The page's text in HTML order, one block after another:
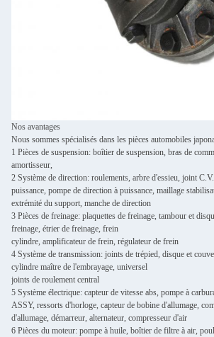
Nos avantages
Nous sommes spécialisés dans les pièces automobiles
1 Pièces de suspension: boîtier de suspension, bras de
amortisseur,
2 Système de direction: roulements, arbre d'essieu, joint
puissance, pompe de direction à puissance, maillage
extrémité du support, manche de direction
3 Pièces de freinage: plaquettes de freinage, tambour et
freinage, étrier de freinage, frein
cylindre, amplificateur de frein, régulateur de frein
4 Système de transmission: joints de trépied, disque et
cylindre maître de l'embrayage, universel
joints de roulement central
5 Système électrique: capteur de vitesse abs, pompe à
ASSY, ressorts d'horloge, capteur de bobine d'allumage,
d'allumage, démarreur, alternateur, compresseur d'air
6 Pièces du moteur: pompe à huile, boîtier de filtre à air,